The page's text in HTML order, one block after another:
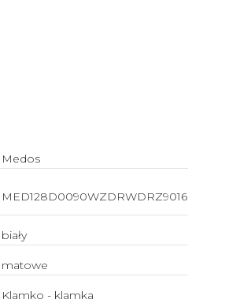
Medos
MED128D0090WZDRWDRZ9016
biały
matowe
Klamko - klamka